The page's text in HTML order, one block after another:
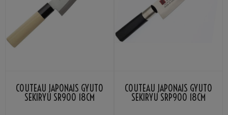
COUTEAU JAPONAIS GYUTO
SEKIRYU SR900 18CM
COUTEAU JAPONAIS GYUTO
SEKIRYU SRP900 18CM